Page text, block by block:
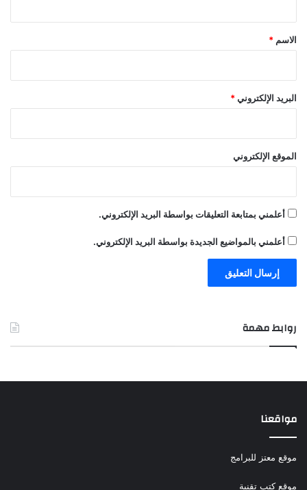
*
الاسم *
البريد الإلكتروني*
الموقع الإلكتروني
أعلمني بمتابعة التعليقات بواسطة البريد الإلكتروني.
أعلمني بالمواضيع الجديدة بواسطة البريد الإلكتروني.
روابط مهمة
مواقعنا
موقع معتز للبرامج
موقع كتب تقنية